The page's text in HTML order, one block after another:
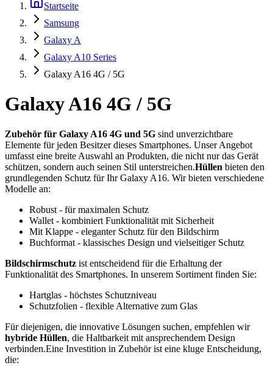
Startseite
Samsung
Galaxy A
Galaxy A10 Series
Galaxy A16 4G / 5G
Galaxy A16 4G / 5G
Zubehör für Galaxy A16 4G und 5G sind unverzichtbare
Elemente für jeden Besitzer dieses Smartphones. Unser Angebot
umfasst eine breite Auswahl an Produkten, die nicht nur das Gerät
schützen, sondern auch seinen Stil unterstreichen.Hüllen bieten den
grundlegenden Schutz für Ihr Galaxy A16. Wir bieten verschiedene
Modelle an:
Robust - für maximalen Schutz
Wallet - kombiniert Funktionalität mit Sicherheit
Mit Klappe - eleganter Schutz für den Bildschirm
Buchformat - klassisches Design und vielseitiger Schutz
Bildschirmschutz ist entscheidend für die Erhaltung der
Funktionalität des Smartphones. In unserem Sortiment finden Sie:
Hartglas - höchstes Schutzniveau
Schutzfolien - flexible Alternative zum Glas
Für diejenigen, die innovative Lösungen suchen, empfehlen wir
hybride Hüllen, die Haltbarkeit mit ansprechendem Design
verbinden.Eine Investition in Zubehör ist eine kluge Entscheidung,
die: